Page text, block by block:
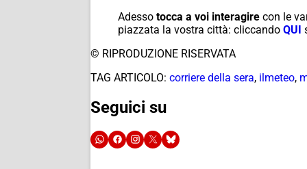
Adesso tocca a voi interagire con le
piazzata la vostra città: cliccando QUI
© RIPRODUZIONE RISERVATA
TAG ARTICOLO: corriere della sera, ilmeteo,
Seguici su